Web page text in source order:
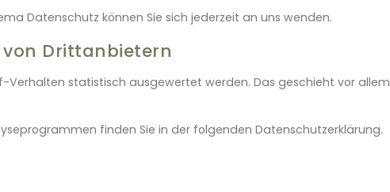
Datenschutz können Sie sich jederzeit an uns wenden.
Dritt­anbietern
Verhalten statistisch ausgewertet werden. Das geschieht vor
finden Sie in der folgenden Datenschutzerklärung.